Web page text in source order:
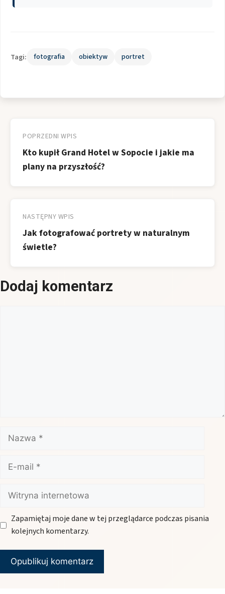
Tagi: fotografia obiektyw portret
wpisu
POPRZEDNI WPIS
Kto kupił Grand Hotel w Sopocie i jakie ma
plany na przyszłość?
NASTĘPNY WPIS
Jak fotografować portrety w naturalnym
świetle?
Dodaj komentarz
Nazwa
mail
Witryna
internetowa
Zapamiętaj moje dane w tej przeglądarce podczas pisania
kolejnych komentarzy.